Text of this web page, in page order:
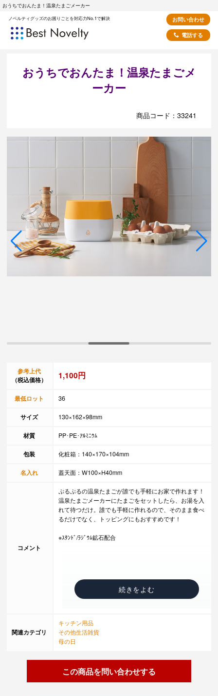
おうちでおんたま！温泉たまごメーカー
ノベルティグッズのお困りごとを対応力No.1で解決
お問い合わせ
電話する
おうちでおんたま！温泉たまごメ
ーカー
商品コード：33241
参考上代
（税込価格）
1,100円
最低ロット 36
サイズ 130×162×98mm
材質 PP･PE･ｱﾙﾐﾆｳﾑ
包装 化粧箱：140×170×104mm
名入れ 蓋天面：W100×H40mm
コメント
ぷるぷるの温泉たまごが誰でも手軽にお家で作れます！
温泉たまごメーカーにたまごをセットしたら、お湯を入
れて待つだけ。誰でも手軽に作れるので、そのまま食べ
るだけでなく、トッピングにもおすすめです！
※ｽﾀﾝﾄﾞ/ﾗｼﾞｳﾑ鉱石配合
関連カテゴリ
キッチン用品
その他生活雑貨
母の日
この商品を問い合わせする